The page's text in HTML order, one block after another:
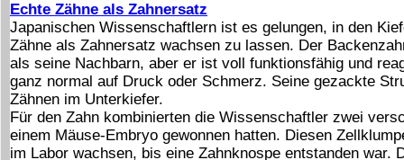
Echte Zähne als Zahnersatz
Japanischen Wissenschaftlern ist es gelungen, in den
Zähne als Zahnersatz wachsen zu lassen. Der
als seine Nachbarn, aber er ist voll funktionsfähig und
ganz normal auf Druck oder Schmerz. Seine gezackte
Zähnen im Unterkiefer.
Für den Zahn kombinierten die Wissenschaftler zwei
einem Mäuse-Embryo gewonnen hatten. Diesen
im Labor wachsen, bis eine Zahnknospe entstanden war.